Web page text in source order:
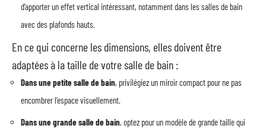
d’apporter un effet vertical intéressant, notamment dans les salles de bain
avec des plafonds hauts.
En ce qui concerne les dimensions, elles doivent être
adaptées à la taille de votre salle de bain :
Dans une petite salle de bain, privilégiez un miroir compact pour ne pas
encombrer l’espace visuellement.
Dans une grande salle de bain, optez pour un modèle de grande taille qui